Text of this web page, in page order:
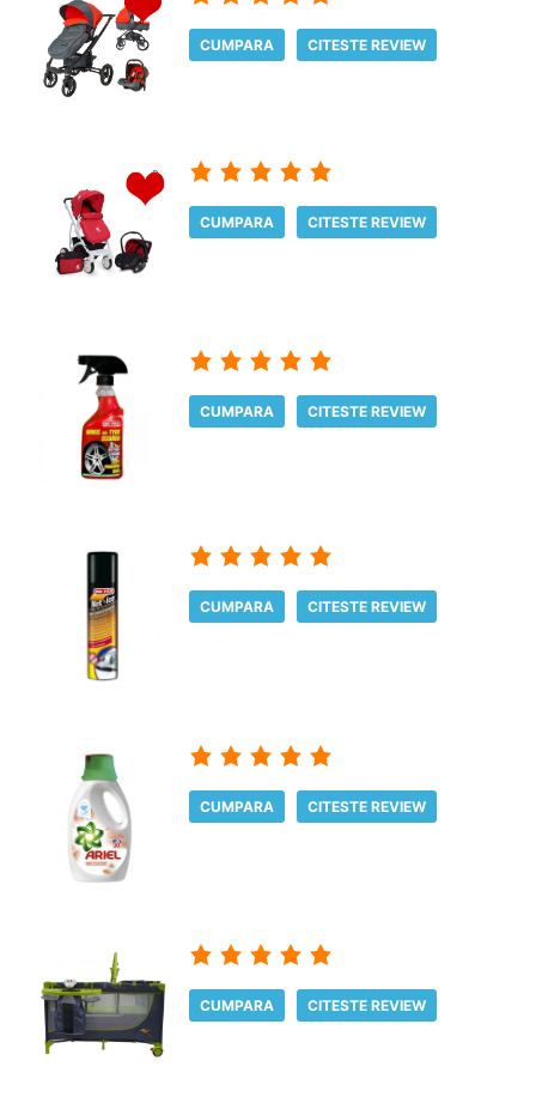
CUMPARA CITESTE REVIEW
CUMPARA CITESTE REVIEW
CUMPARA CITESTE REVIEW
CUMPARA CITESTE REVIEW
CUMPARA CITESTE REVIEW
CUMPARA CITESTE REVIEW